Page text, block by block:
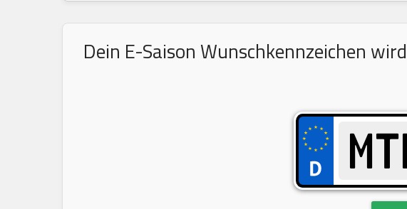
Dein E-Saison Wunschkennzeichen